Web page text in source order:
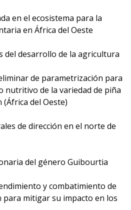
en el ecosistema para la
en África del Oeste
del desarrollo de la agricultura
de parametrización para
nutritivo de la variedad de piña
(África del Oeste)
de dirección en el norte de
del género Guibourtia
y combatimiento de
para mitigar su impacto en los